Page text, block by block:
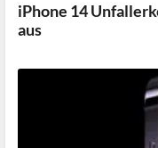
iPhone 14
aus